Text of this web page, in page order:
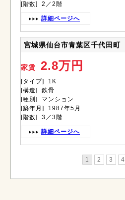
[階数] 2／2階
詳細ページへ
宮城県仙台市青葉区千代田町
家賃 2.8万円
[タイプ] 1K
[構造] 鉄骨
[種別] マンション
[築年月] 1987年5月
[階数] 3／3階
詳細ページへ
1 2 3 4